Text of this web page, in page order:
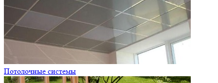
Потолочные системы